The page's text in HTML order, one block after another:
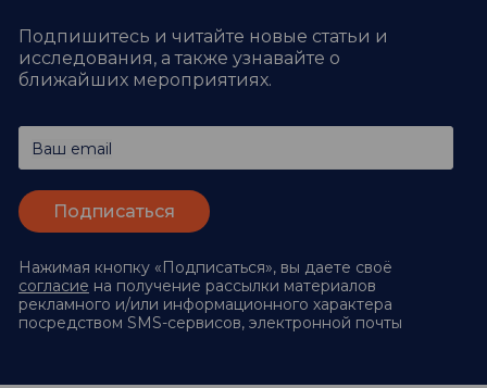
Подпишитесь и читайте новые статьи и
исследования, а также узнавайте о
ближайших мероприятиях.
Ваш email
Нажимая кнопку «Подписаться», вы даете своё
согласие на получение рассылки материалов
рекламного и/или информационного характера
посредством SMS-сервисов, электронной почты